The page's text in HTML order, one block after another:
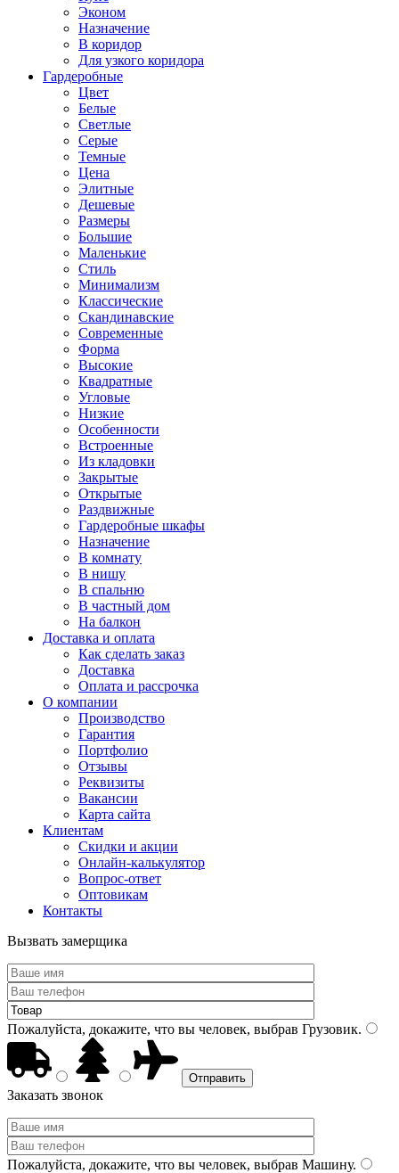
Эконом
Назначение
В коридор
Для узкого коридора
Гардеробные
Цвет
Белые
Светлые
Серые
Темные
Цена
Элитные
Дешевые
Размеры
Большие
Маленькие
Стиль
Минимализм
Классические
Скандинавские
Современные
Форма
Высокие
Квадратные
Угловые
Низкие
Особенности
Встроенные
Из кладовки
Закрытые
Открытые
Раздвижные
Гардеробные шкафы
Назначение
В комнату
В нишу
В спальню
В частный дом
На балкон
Доставка и оплата
Как сделать заказ
Доставка
Оплата и рассрочка
О компании
Производство
Гарантия
Портфолио
Отзывы
Реквизиты
Вакансии
Карта сайта
Клиентам
Скидки и акции
Онлайн-калькулятор
Вопрос-ответ
Оптовикам
Контакты
Вызвать замерщика
Пожалуйста, докажите, что вы человек, выбрав Грузовик.
Заказать звонок
Пожалуйста, докажите, что вы человек, выбрав Машину.